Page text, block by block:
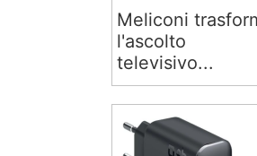
Meliconi
l'ascolto
televisivo...